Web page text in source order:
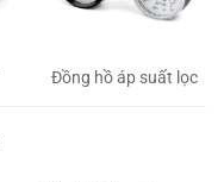
Đồng hồ áp suất lọc